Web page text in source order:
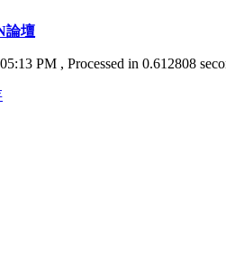
論壇
PM , Processed in 0.612808